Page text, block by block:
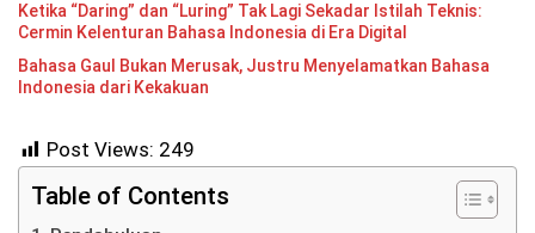
Ketika “Daring” dan “Luring” Tak Lagi Sekadar Istilah Teknis:
Cermin Kelenturan Bahasa Indonesia di Era Digital
Bahasa Gaul Bukan Merusak, Justru Menyelamatkan Bahasa
Indonesia dari Kekakuan
Post Views: 249
Table of Contents